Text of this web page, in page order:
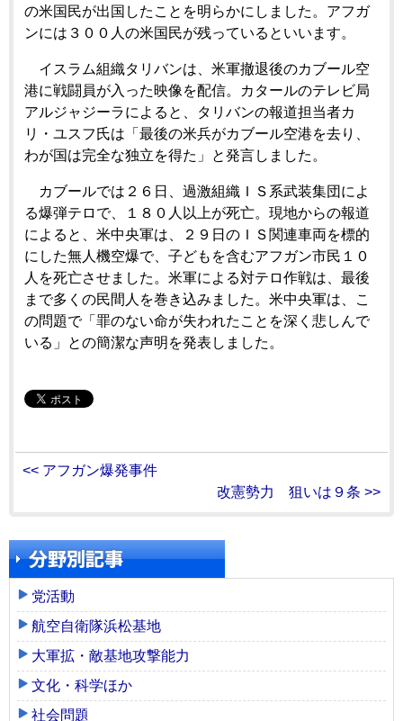
の米国民が出国したことを明らかにしました。アフガ
ンには３００人の米国民が残っているといいます。
イスラム組織タリバンは、米軍撤退後のカブール空
港に戦闘員が入った映像を配信。カタールのテレビ局
アルジャジーラによると、タリバンの報道担当者カ
リ・ユスフ氏は「最後の米兵がカブール空港を去り、
わが国は完全な独立を得た」と発言しました。
カブールでは２６日、過激組織ＩＳ系武装集団によ
る爆弾テロで、１８０人以上が死亡。現地からの報道
によると、米中央軍は、２９日のＩＳ関連車両を標的
にした無人機空爆で、子どもを含むアフガン市民１０
人を死亡させました。米軍による対テロ作戦は、最後
まで多くの民間人を巻き込みました。米中央軍は、こ
の問題で「罪のない命が失われたことを深く悲しんで
いる」との簡潔な声明を発表しました。
<< アフガン爆発事件
改憲勢力 狙いは９条 >>
党活動
航空自衛隊浜松基地
大軍拡・敵基地攻撃能力
文化・科学ほか
社会問題